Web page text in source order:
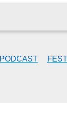
PODCAST